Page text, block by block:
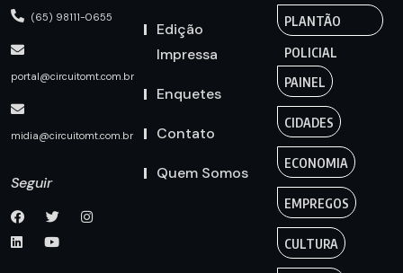
(65) 98111-0655
portal@circuitomt.com.br
midia@circuitomt.com.br
Seguir
Edição
Impressa
Enquetes
Contato
Quem Somos
PLANTÃO
POLICIAL
PAINEL
CIDADES
ECONOMIA
EMPREGOS
CULTURA